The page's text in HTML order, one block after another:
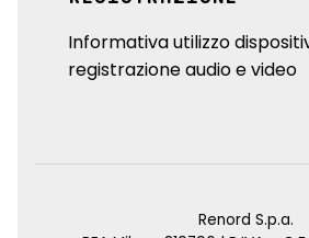
Informativa utilizzo
registrazione audio e video
Renord S.p.a.